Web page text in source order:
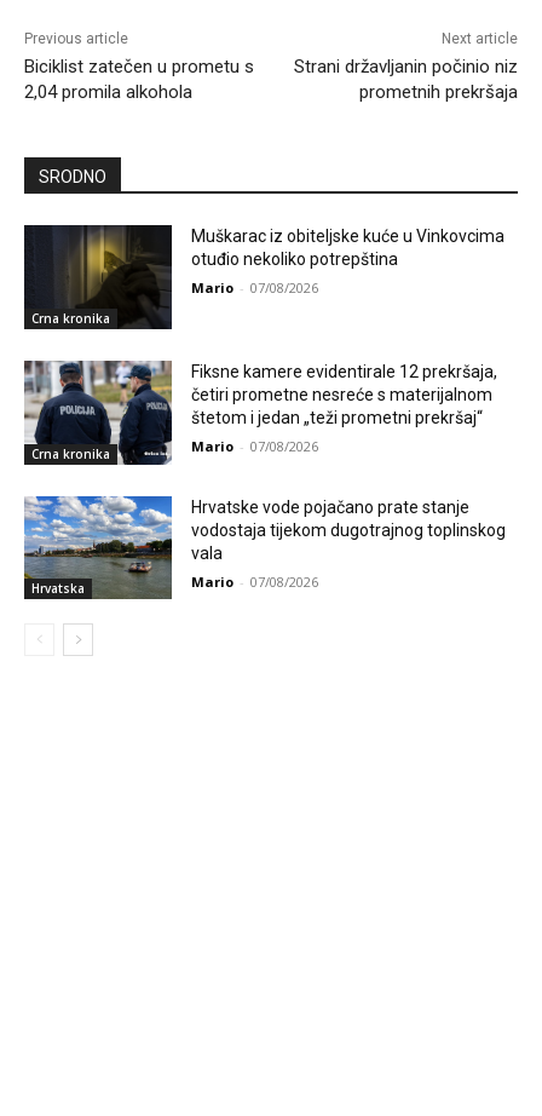
Previous article
Biciklist zatečen u prometu s
2,04 promila alkohola
Next article
Strani državljanin počinio niz
prometnih prekršaja
SRODNO
Crna kronika
Muškarac iz obiteljske kuće u Vinkovcima
otuđio nekoliko potrepština
Mario - 07/08/2026
Crna kronika
Fiksne kamere evidentirale 12 prekršaja,
četiri prometne nesreće s materijalnom
štetom i jedan „teži prometni prekršaj“
Mario - 07/08/2026
Hrvatska
Hrvatske vode pojačano prate stanje
vodostaja tijekom dugotrajnog toplinskog
vala
Mario - 07/08/2026